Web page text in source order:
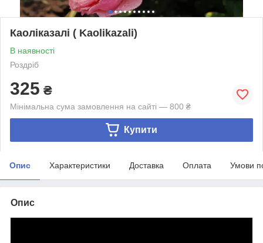
Каоліказалі ( Kaolikazali)
В наявності
Роздріб
325 ₴
Мінімальна сума замовлення на сайті — 800 ₴
Купити
Опис Характеристики Доставка Оплата Умови
Опис